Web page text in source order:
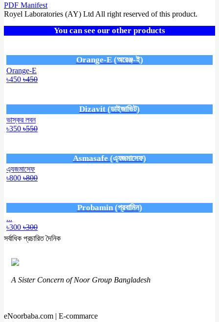
PDF Manifest
Royel Laboratories (AY) Ltd All right reserved of this product.
You can see our other products
Orange-E (অরেঞ্জ-ই)
Orange-E
৳450 ৳450
Dizavit (ডাইজাভিট)
ভাস্কর লবন
৳350 ৳550
Asmasafe (এ্যজমাসেফ)
এ্যজমাসেফ
৳800 ৳800
Probamin (প্রবামিন)
...
৳300 ৳300
সর্বাধিক প্রচারিত দৈনিক
A Sister Concern of Noor Group Bangladesh
eNoorbaba.com | E-commarce